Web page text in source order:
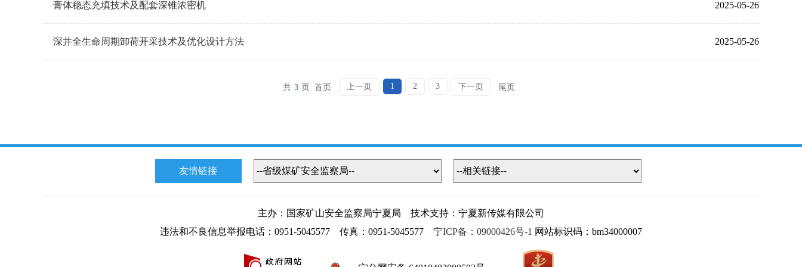
膏体稳态充填技术及配套深锥浓密机 2025-05-26
深井全生命周期卸荷开采技术及优化设计方法 2025-05-26
共 3 页 首页 上一页 1 2 3 下一页 尾页
友情链接
主办：国家矿山安全监察局宁夏局 技术支持：宁夏新传媒有限公司
违法和不良信息举报电话：0951-5045577 传真：0951-5045577 宁ICP备：09000426号-1 网站标识码：bm34000007